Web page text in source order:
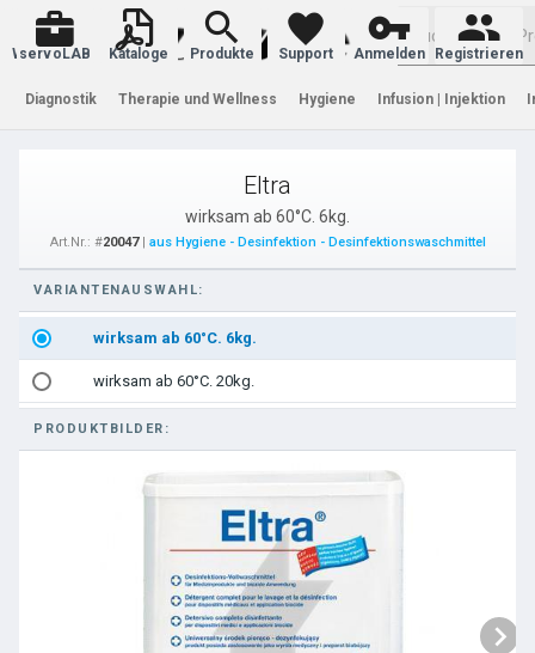
Warenkorb
servoLAB Kataloge Produkte Support Anmelden Registrieren
Diagnostik Therapie und Wellness Hygiene Infusion | Injektion
Eltra
wirksam ab 60°C. 6kg.
Art.Nr.: #20047| aus Hygiene - Desinfektion - Desinfektionswaschmittel
VARIANTENAUSWAHL:
wirksam ab 60°C. 6kg.
wirksam ab 60°C. 20kg.
PRODUKTBILDER: